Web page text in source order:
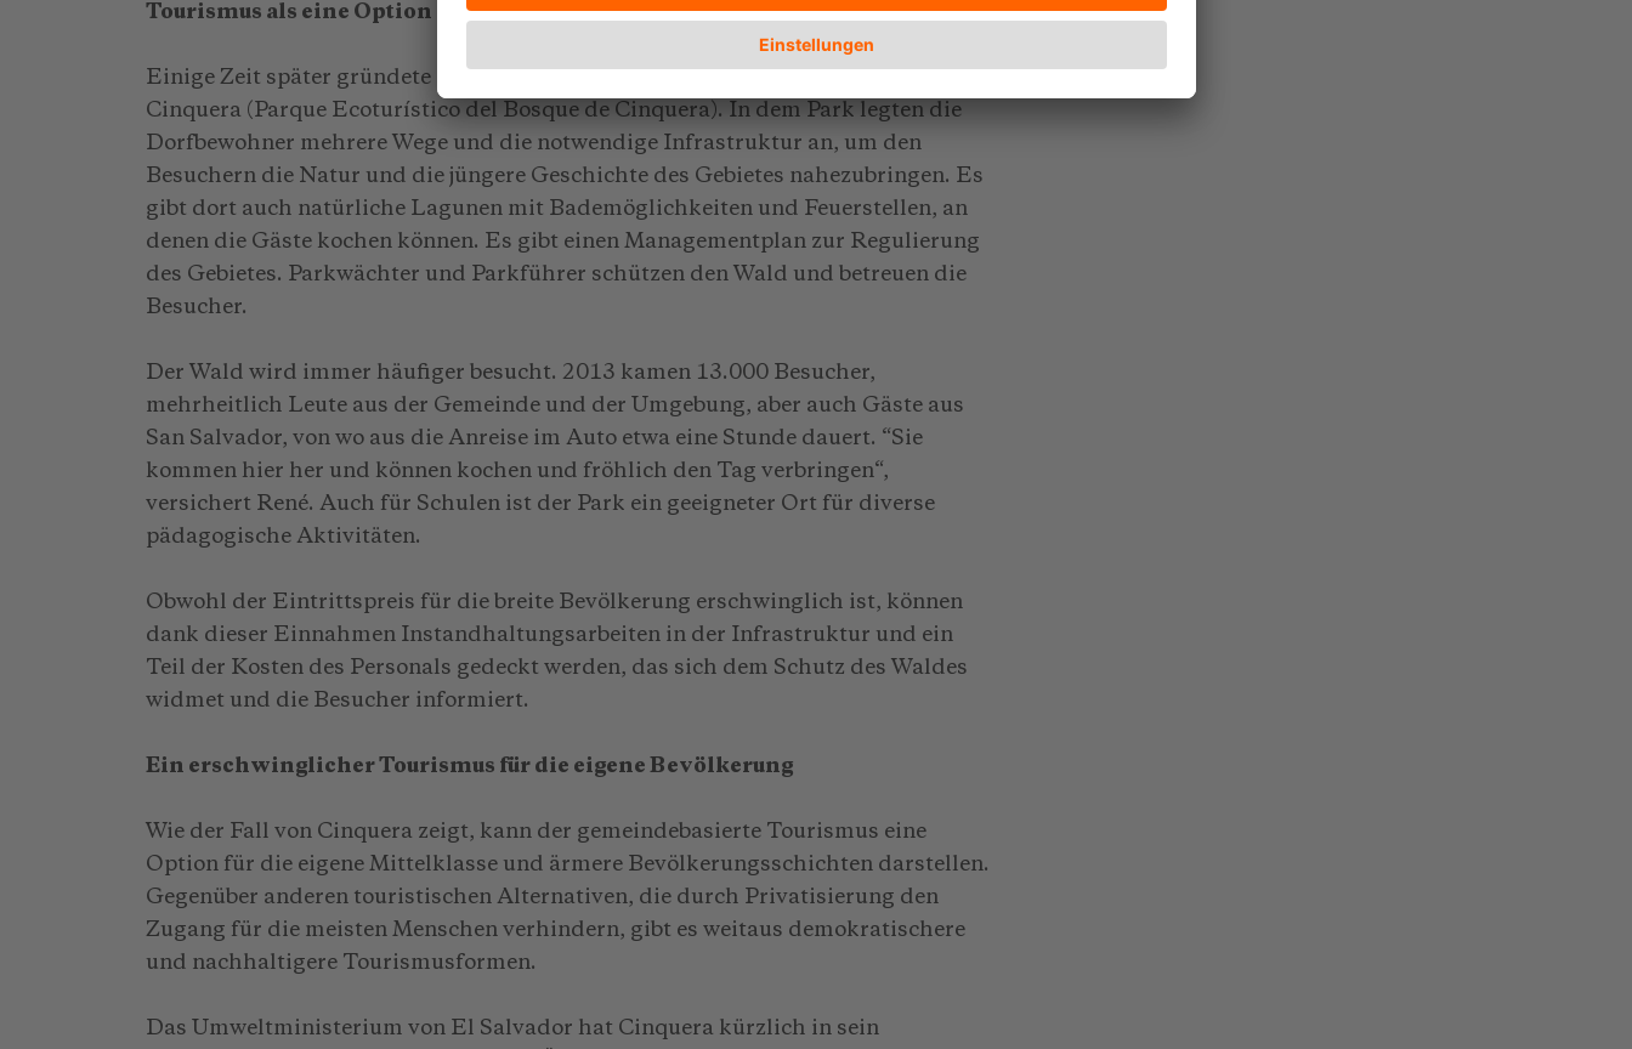
Tourismus als eine Option
Einige Zeit später gründete die ARDM den Ökotourismuspark des Waldes von
Cinquera (Parque Ecoturístico del Bosque de Cinquera). In dem Park legten die
Dorfbewohner mehrere Wege und die notwendige Infrastruktur an, um den
Besuchern die Natur und die jüngere Geschichte des Gebietes nahezubringen. Es
gibt dort auch natürliche Lagunen mit Bademöglichkeiten und Feuerstellen, an
denen die Gäste kochen können. Es gibt einen Managementplan zur Regulierung
des Gebietes. Parkwächter und Parkführer schützen den Wald und betreuen die
Besucher.
Der Wald wird immer häufiger besucht. 2013 kamen 13.000 Besucher,
mehrheitlich Leute aus der Gemeinde und der Umgebung, aber auch Gäste aus
San Salvador, von wo aus die Anreise im Auto etwa eine Stunde dauert. “Sie
kommen hier her und können kochen und fröhlich den Tag verbringen“,
versichert René. Auch für Schulen ist der Park ein geeigneter Ort für diverse
pädagogische Aktivitäten.
Obwohl der Eintrittspreis für die breite Bevölkerung erschwinglich ist, können
dank dieser Einnahmen Instandhaltungsarbeiten in der Infrastruktur und ein
Teil der Kosten des Personals gedeckt werden, das sich dem Schutz des Waldes
widmet und die Besucher informiert.
Ein erschwinglicher Tourismus für die eigene Bevölkerung
Wie der Fall von Cinquera zeigt, kann der gemeindebasierte Tourismus eine
Option für die eigene Mittelklasse und ärmere Bevölkerungsschichten darstellen.
Gegenüber anderen touristischen Alternativen, die durch Privatisierung den
Zugang für die meisten Menschen verhindern, gibt es weitaus demokratischere
und nachhaltigere Tourismusformen.
Das Umweltministerium von El Salvador hat Cinquera kürzlich in sein